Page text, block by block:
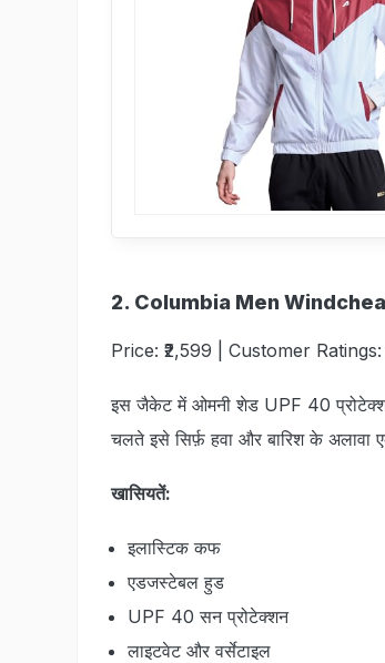
2. Columbia Men
Price: ₹2,599 | Customer
इस जैकेट में ओमनी शेड UPF 40
चलते इसे सिर्फ़ हवा और बारिश के अलावा
खासियतें:
इलास्टिक कफ
एडजस्टेबल हुड
UPF 40 सन प्रोटेक्‍शन
लाइटवेट और वर्सेटाइल